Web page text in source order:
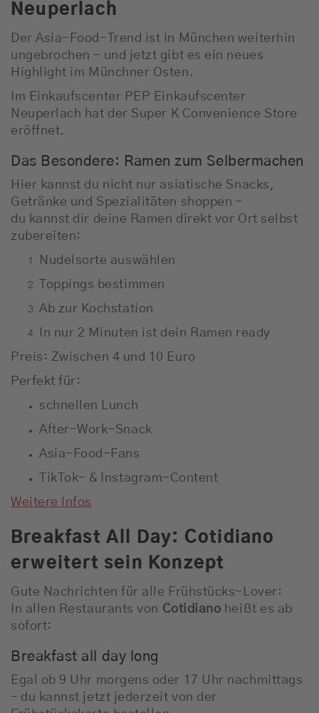
Neuperlach
Der Asia-Food-Trend ist in München weiterhin
ungebrochen – und jetzt gibt es ein neues
Highlight im Münchner Osten.
Im Einkaufscenter PEP Einkaufscenter
Neuperlach hat der Super K Convenience Store
eröffnet.
Das Besondere: Ramen zum Selbermachen
Hier kannst du nicht nur asiatische Snacks,
Getränke und Spezialitäten shoppen –
du kannst dir deine Ramen direkt vor Ort selbst
zubereiten:
Nudelsorte auswählen
Toppings bestimmen
Ab zur Kochstation
In nur 2 Minuten ist dein Ramen ready
Preis: Zwischen 4 und 10 Euro
Perfekt für:
schnellen Lunch
After-Work-Snack
Asia-Food-Fans
TikTok- & Instagram-Content
Weitere Infos
Breakfast All Day: Cotidiano
erweitert sein Konzept
Gute Nachrichten für alle Frühstücks-Lover:
In allen Restaurants von Cotidiano heißt es ab
sofort:
Breakfast all day long
Egal ob 9 Uhr morgens oder 17 Uhr nachmittags
– du kannst jetzt jederzeit von der